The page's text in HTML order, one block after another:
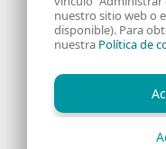
Política de
nuestro sitio web o
disponible). Para
nuestra Política de